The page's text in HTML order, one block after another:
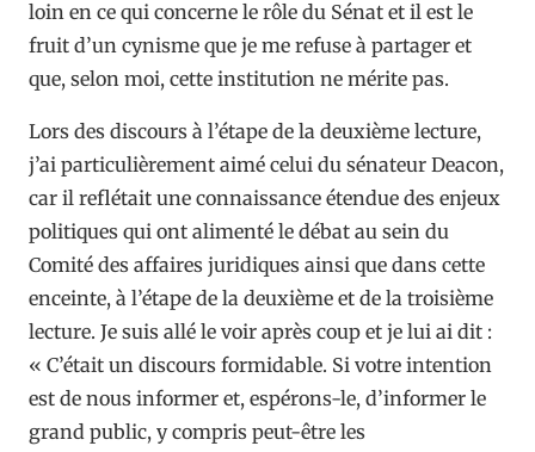
loin en ce qui concerne le rôle du Sénat et il est le
fruit d’un cynisme que je me refuse à partager et
que, selon moi, cette institution ne mérite pas.
Lors des discours à l’étape de la deuxième lecture,
j’ai particulièrement aimé celui du sénateur Deacon,
car il reflétait une connaissance étendue des enjeux
politiques qui ont alimenté le débat au sein du
Comité des affaires juridiques ainsi que dans cette
enceinte, à l’étape de la deuxième et de la troisième
lecture. Je suis allé le voir après coup et je lui ai dit :
« C’était un discours formidable. Si votre intention
est de nous informer et, espérons-le, d’informer le
grand public, y compris peut-être les